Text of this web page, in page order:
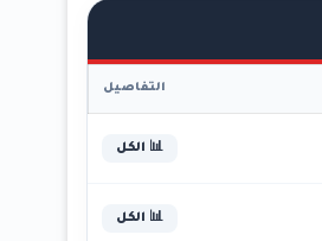
التفاصيل
📊 الكل
📊 الكل